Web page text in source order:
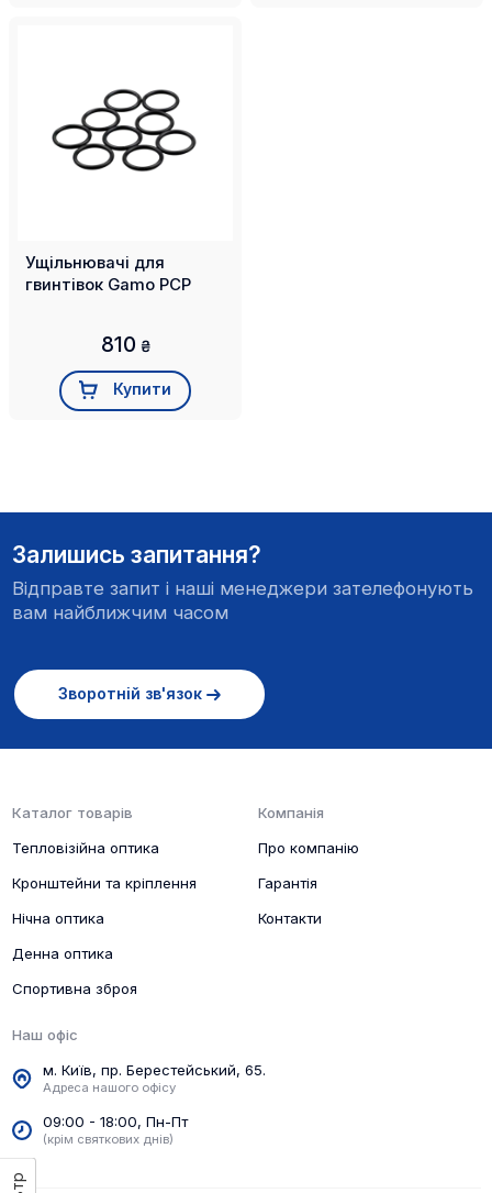
Ущільнювачі для
гвинтівок Gamo PCP
810 ₴
Купити
Залишись запитання?
Відправте запит і наші менеджери зателефонують
вам найближчим часом
Зворотній зв'язок
Каталог товарів
Тепловізійна оптика
Кронштейни та кріплення
Нічна оптика
Денна оптика
Спортивна зброя
Компанія
Про компанію
Гарантія
Контакти
Наш офіс
м. Київ, пр. Берестейський, 65.
Адреса нашого офісу
09:00 - 18:00, Пн-Пт
(крім святкових днів)